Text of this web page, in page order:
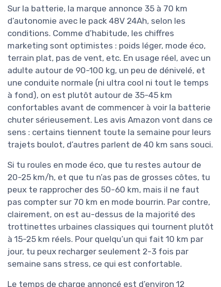
Sur la batterie, la marque annonce 35 à 70 km
d’autonomie avec le pack 48V 24Ah, selon les
conditions. Comme d’habitude, les chiffres
marketing sont optimistes : poids léger, mode éco,
terrain plat, pas de vent, etc. En usage réel, avec un
adulte autour de 90-100 kg, un peu de dénivelé, et
une conduite normale (ni ultra cool ni tout le temps
à fond), on est plutôt autour de 35-45 km
confortables avant de commencer à voir la batterie
chuter sérieusement. Les avis Amazon vont dans ce
sens : certains tiennent toute la semaine pour leurs
trajets boulot, d’autres parlent de 40 km sans souci.
Si tu roules en mode éco, que tu restes autour de
20-25 km/h, et que tu n’as pas de grosses côtes, tu
peux te rapprocher des 50-60 km, mais il ne faut
pas compter sur 70 km en mode bourrin. Par contre,
clairement, on est au-dessus de la majorité des
trottinettes urbaines classiques qui tournent plutôt
à 15-25 km réels. Pour quelqu’un qui fait 10 km par
jour, tu peux recharger seulement 2-3 fois par
semaine sans stress, ce qui est confortable.
Le temps de charge annoncé est d’environ 12